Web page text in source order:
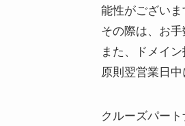
能性がございま
その際は、お手
また、ドメイ
原則翌営業日
クルーズパー